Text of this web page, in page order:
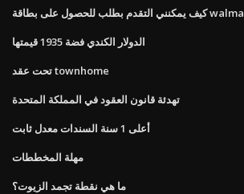
الدولار الكندي فضة 1935 قيمتها
تحت عقد townhome
تهدئة قانون العقود في المملكة المتحدة
أعلى 1 سنة السندات معدل ثابت
مهلة المخططات
ما هي نقطة تجمد الزيوت؟